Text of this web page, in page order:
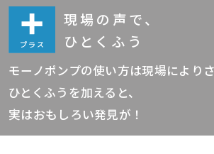
現場の声で、
ひとくふう
モーノポンプの使い方は現場によりさ
ひとくふうを加えると、
実はおもしろい発見が！